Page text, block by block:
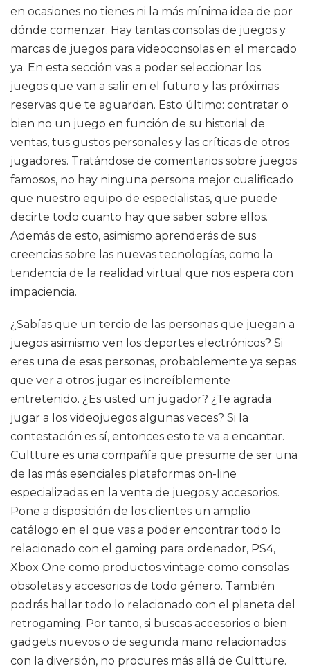
en ocasiones no tienes ni la más mínima idea de por
dónde comenzar. Hay tantas consolas de juegos y
marcas de juegos para videoconsolas en el mercado
ya. En esta sección vas a poder seleccionar los
juegos que van a salir en el futuro y las próximas
reservas que te aguardan. Esto último: contratar o
bien no un juego en función de su historial de
ventas, tus gustos personales y las críticas de otros
jugadores. Tratándose de comentarios sobre juegos
famosos, no hay ninguna persona mejor cualificado
que nuestro equipo de especialistas, que puede
decirte todo cuanto hay que saber sobre ellos.
Además de esto, asimismo aprenderás de sus
creencias sobre las nuevas tecnologías, como la
tendencia de la realidad virtual que nos espera con
impaciencia.
¿Sabías que un tercio de las personas que juegan a
juegos asimismo ven los deportes electrónicos? Si
eres una de esas personas, probablemente ya sepas
que ver a otros jugar es increíblemente
entretenido. ¿Es usted un jugador? ¿Te agrada
jugar a los videojuegos algunas veces? Si la
contestación es sí, entonces esto te va a encantar.
Cultture es una compañía que presume de ser una
de las más esenciales plataformas on-line
especializadas en la venta de juegos y accesorios.
Pone a disposición de los clientes un amplio
catálogo en el que vas a poder encontrar todo lo
relacionado con el gaming para ordenador, PS4,
Xbox One como productos vintage como consolas
obsoletas y accesorios de todo género. También
podrás hallar todo lo relacionado con el planeta del
retrogaming. Por tanto, si buscas accesorios o bien
gadgets nuevos o de segunda mano relacionados
con la diversión, no procures más allá de Cultture.